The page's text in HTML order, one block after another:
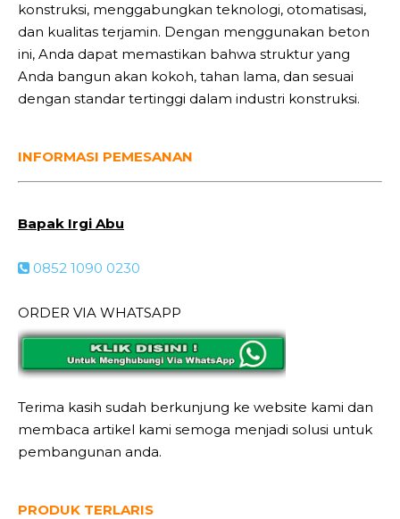
konstruksi, menggabungkan teknologi, otomatisasi,
dan kualitas terjamin. Dengan menggunakan beton
ini, Anda dapat memastikan bahwa struktur yang
Anda bangun akan kokoh, tahan lama, dan sesuai
dengan standar tertinggi dalam industri konstruksi.
INFORMASI PEMESANAN
Bapak Irgi Abu
0852 1090 0230
ORDER VIA WHATSAPP
Terima kasih sudah berkunjung ke website kami dan
membaca artikel kami semoga menjadi solusi untuk
pembangunan anda.
PRODUK TERLARIS